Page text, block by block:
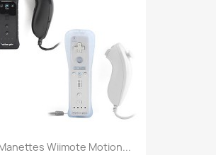
Wiimote Motion...